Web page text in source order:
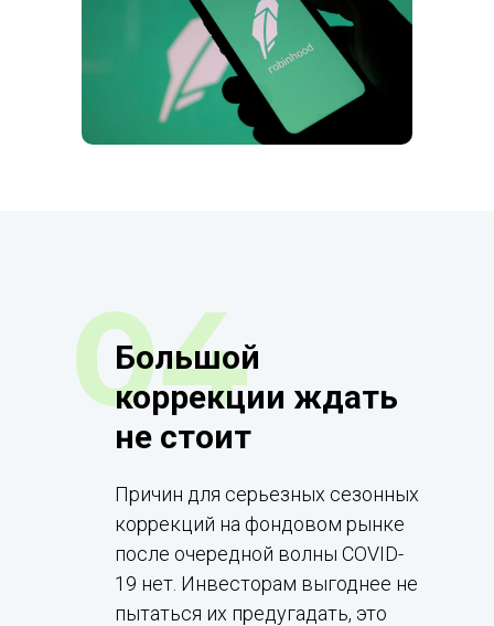
Большой
коррекции ждать
не стоит
Причин для серьезных сезонных
коррекций на фондовом рынке
после очередной волны COVID-
19 нет. Инвесторам выгоднее не
пытаться их предугадать, это
04